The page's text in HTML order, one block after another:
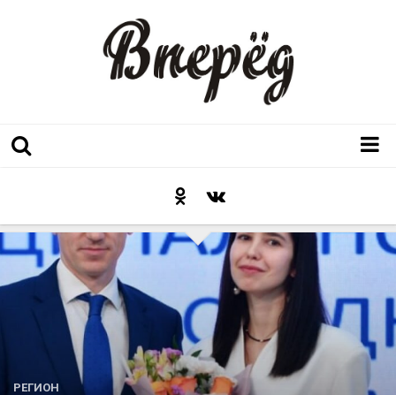
Послесловие к празднику
Факт
Неожиданный ракурс
Контакты
Люди родного края
РЕГИОН